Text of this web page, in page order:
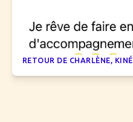
RETOUR DE CHARLÈNE, KINÉ